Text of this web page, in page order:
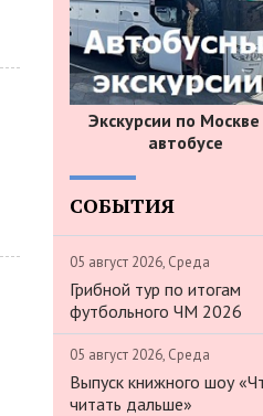
Экскурсии по
автобусе
СОБЫТИЯ
05 август 2026, Среда
Грибной тур по итогам
футбольного ЧМ 2026
05 август 2026, Среда
Выпуск книжного шоу
читать дальше»